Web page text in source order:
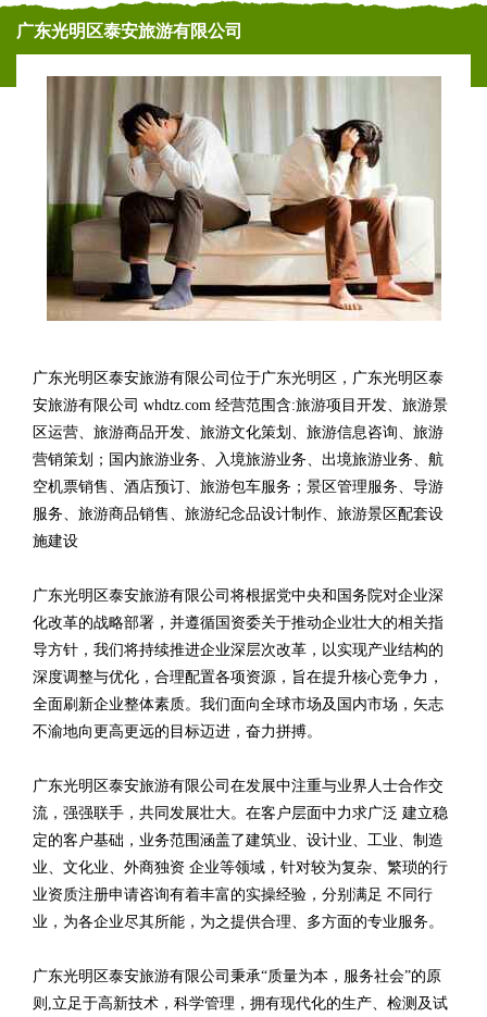
广东光明区泰安旅游有限公司
广东光明区泰安旅游有限公司位于广东光明区，广东光明区泰
安旅游有限公司 whdtz.com 经营范围含:旅游项目开发、旅游景
区运营、旅游商品开发、旅游文化策划、旅游信息咨询、旅游
营销策划；国内旅游业务、入境旅游业务、出境旅游业务、航
空机票销售、酒店预订、旅游包车服务；景区管理服务、导游
服务、旅游商品销售、旅游纪念品设计制作、旅游景区配套设
施建设
广东光明区泰安旅游有限公司将根据党中央和国务院对企业深
化改革的战略部署，并遵循国资委关于推动企业壮大的相关指
导方针，我们将持续推进企业深层次改革，以实现产业结构的
深度调整与优化，合理配置各项资源，旨在提升核心竞争力，
全面刷新企业整体素质。我们面向全球市场及国内市场，矢志
不渝地向更高更远的目标迈进，奋力拼搏。
广东光明区泰安旅游有限公司在发展中注重与业界人士合作交
流，强强联手，共同发展壮大。在客户层面中力求广泛 建立稳
定的客户基础，业务范围涵盖了建筑业、设计业、工业、制造
业、文化业、外商独资 企业等领域，针对较为复杂、繁琐的行
业资质注册申请咨询有着丰富的实操经验，分别满足 不同行
业，为各企业尽其所能，为之提供合理、多方面的专业服务。
广东光明区泰安旅游有限公司秉承“质量为本，服务社会”的原
则,立足于高新技术，科学管理，拥有现代化的生产、检测及试